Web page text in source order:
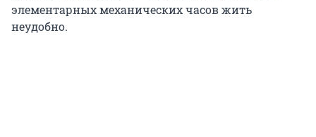
элементарных механических часов жить
неудобно.